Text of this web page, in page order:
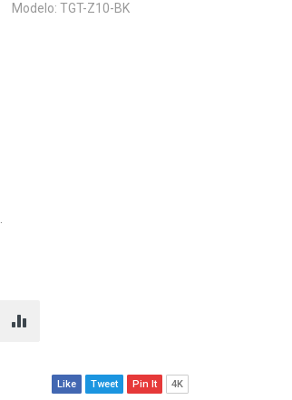
Modelo: TGT-Z10-BK
Like Tweet Pin It 4K